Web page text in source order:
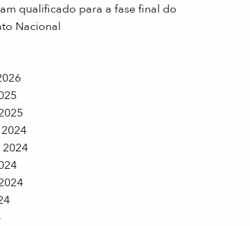
qualificado para a fase final do
Nacional